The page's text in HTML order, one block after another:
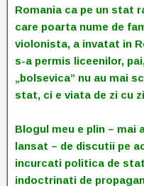
Romania ca pe un stat
care poarta nume de
violonista, a invatat in
s-a permis liceenilor,
„bolsevica” nu au mai
stat, ci e viata de zi cu
Blogul meu e plin – mai
lansat – de discutii pe
incurcati politica de
indoctrinati de